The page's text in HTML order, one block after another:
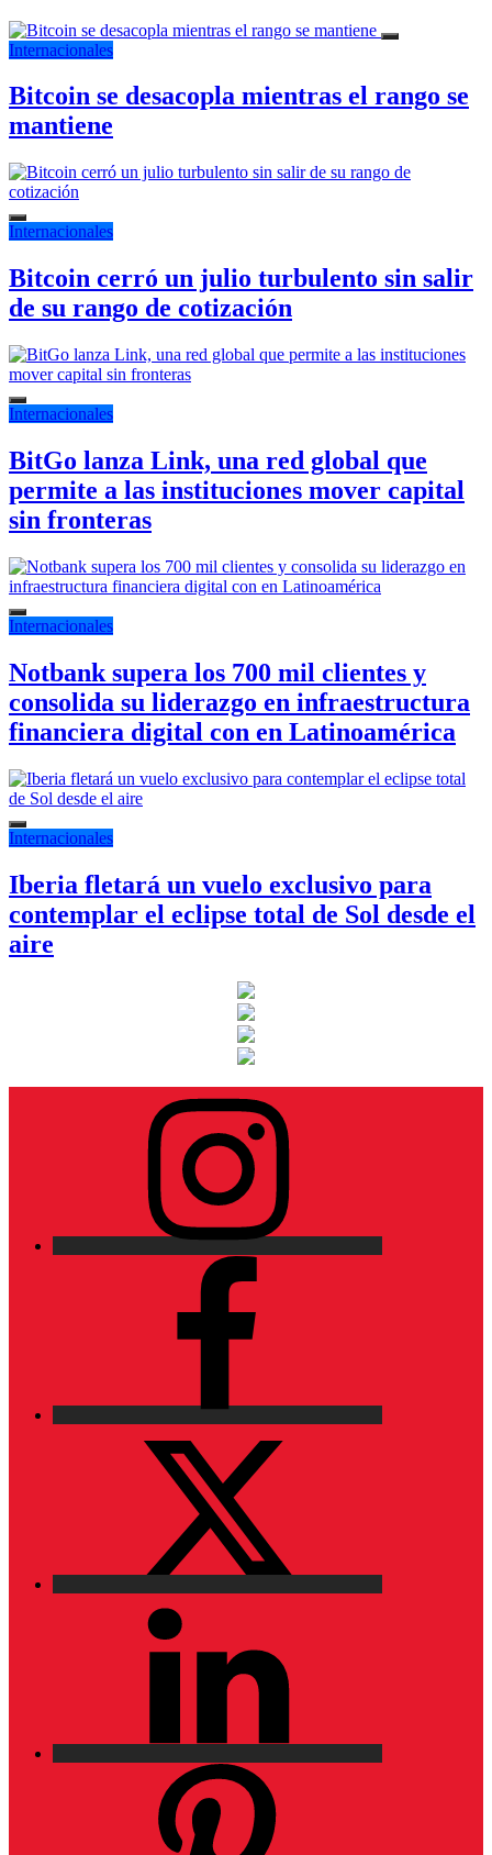
Internacionales
Bitcoin se desacopla mientras el rango se
mantiene
Internacionales
Bitcoin cerró un julio turbulento sin salir
de su rango de cotización
Internacionales
BitGo lanza Link, una red global que
permite a las instituciones mover capital
sin fronteras
Internacionales
Notbank supera los 700 mil clientes y
consolida su liderazgo en infraestructura
financiera digital con en Latinoamérica
Internacionales
Iberia fletará un vuelo exclusivo para
contemplar el eclipse total de Sol desde el
aire